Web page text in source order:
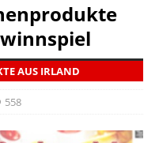
AUS IRLAND
558